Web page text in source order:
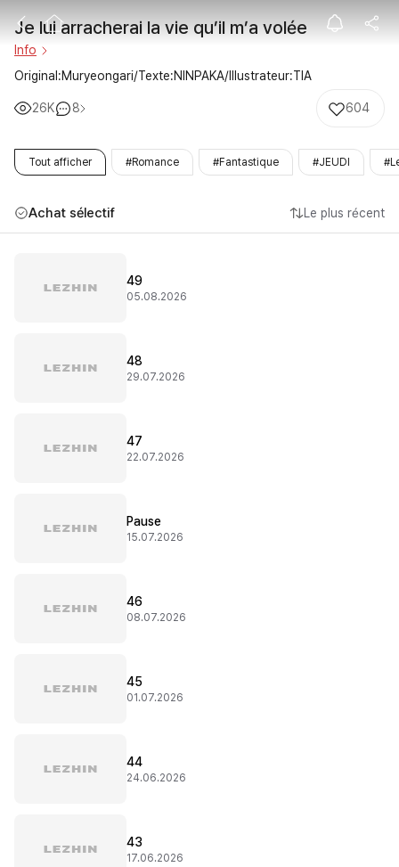
Je lui
Je lui arracherai la vie qu’il m’a volée
Info
Original:Muryeongari/Texte:NINPAKA/Illustrateur:TIA
26K 8 604
Tout afficher #Romance #Fantastique #JEUDI
Achat sélectif Le plus récent
49
05.08.2026
48
29.07.2026
47
22.07.2026
Pause
15.07.2026
46
08.07.2026
45
01.07.2026
44
24.06.2026
43
17.06.2026